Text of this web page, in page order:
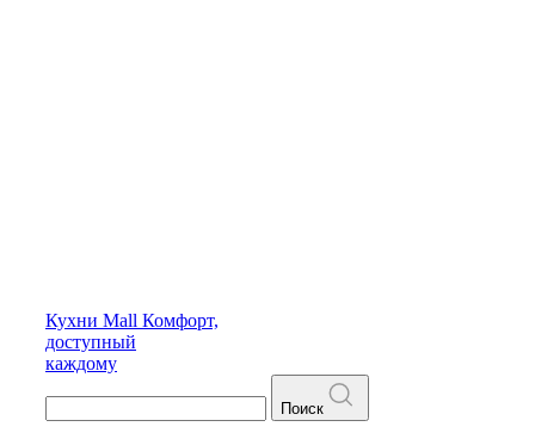
Кухни Mall Комфорт,
доступный
каждому
Поиск